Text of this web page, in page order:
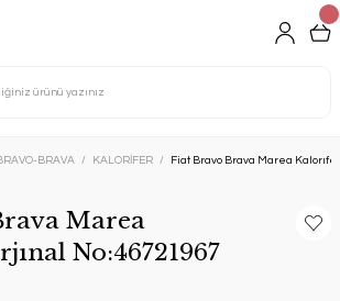
BRAVA KALORİFER Fiat Bravo Brava Marea
Marea
No:46721967